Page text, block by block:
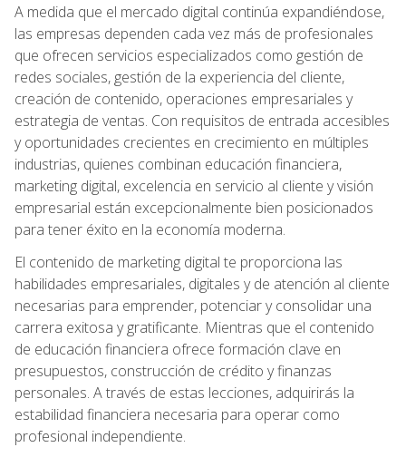
A medida que el mercado digital continúa expandiéndose,
las empresas dependen cada vez más de profesionales
que ofrecen servicios especializados como gestión de
redes sociales, gestión de la experiencia del cliente,
creación de contenido, operaciones empresariales y
estrategia de ventas. Con requisitos de entrada accesibles
y oportunidades crecientes en crecimiento en múltiples
industrias, quienes combinan educación financiera,
marketing digital, excelencia en servicio al cliente y visión
empresarial están excepcionalmente bien posicionados
para tener éxito en la economía moderna.
El contenido de marketing digital te proporciona las
habilidades empresariales, digitales y de atención al cliente
necesarias para emprender, potenciar y consolidar una
carrera exitosa y gratificante. Mientras que el contenido
de educación financiera ofrece formación clave en
presupuestos, construcción de crédito y finanzas
personales. A través de estas lecciones, adquirirás la
estabilidad financiera necesaria para operar como
profesional independiente.